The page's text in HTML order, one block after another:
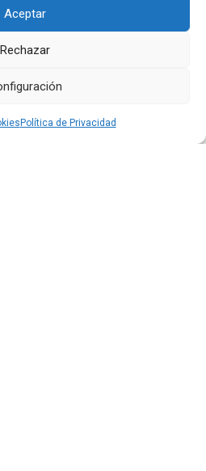
Aceptar
Rechazar
Política de Privacidad
su oferta comercial
Duty Free y la llegada